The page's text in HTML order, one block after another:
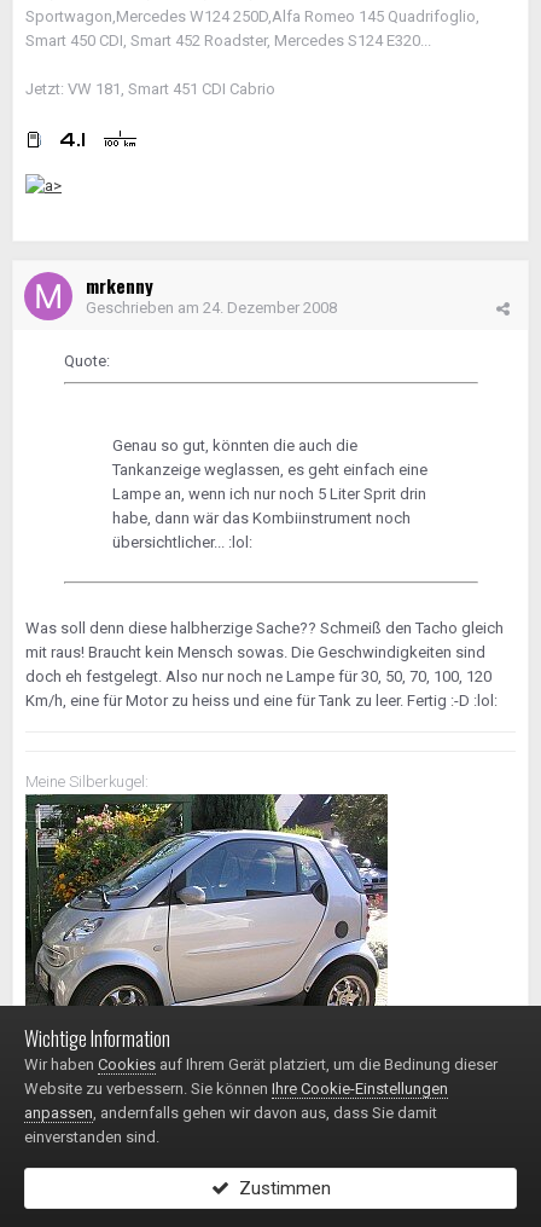
Sportwagon,Mercedes W124 250D,Alfa Romeo 145 Quadrifoglio,
Smart 450 CDI, Smart 452 Roadster, Mercedes S124 E320...
Jetzt: VW 181, Smart 451 CDI Cabrio
mrkenny
Geschrieben am 24. Dezember 2008
Quote:
Genau so gut, könnten die auch die
Tankanzeige weglassen, es geht einfach eine
Lampe an, wenn ich nur noch 5 Liter Sprit drin
habe, dann wär das Kombiinstrument noch
übersichtlicher... :lol:
Was soll denn diese halbherzige Sache?? Schmeiß den Tacho gleich
mit raus! Braucht kein Mensch sowas. Die Geschwindigkeiten sind
doch eh festgelegt. Also nur noch ne Lampe für 30, 50, 70, 100, 120
Km/h, eine für Motor zu heiss und eine für Tank zu leer. Fertig :-D :lol:
Meine Silberkugel:
Smart fortwo Passion - 03/2003 - 61PS - 700ccm
Wichtige Information
Wir haben Cookies auf Ihrem Gerät platziert, um die Bedinung dieser
Website zu verbessern. Sie können Ihre Cookie-Einstellungen
anpassen, andernfalls gehen wir davon aus, dass Sie damit
einverstanden sind.
Zustimmen